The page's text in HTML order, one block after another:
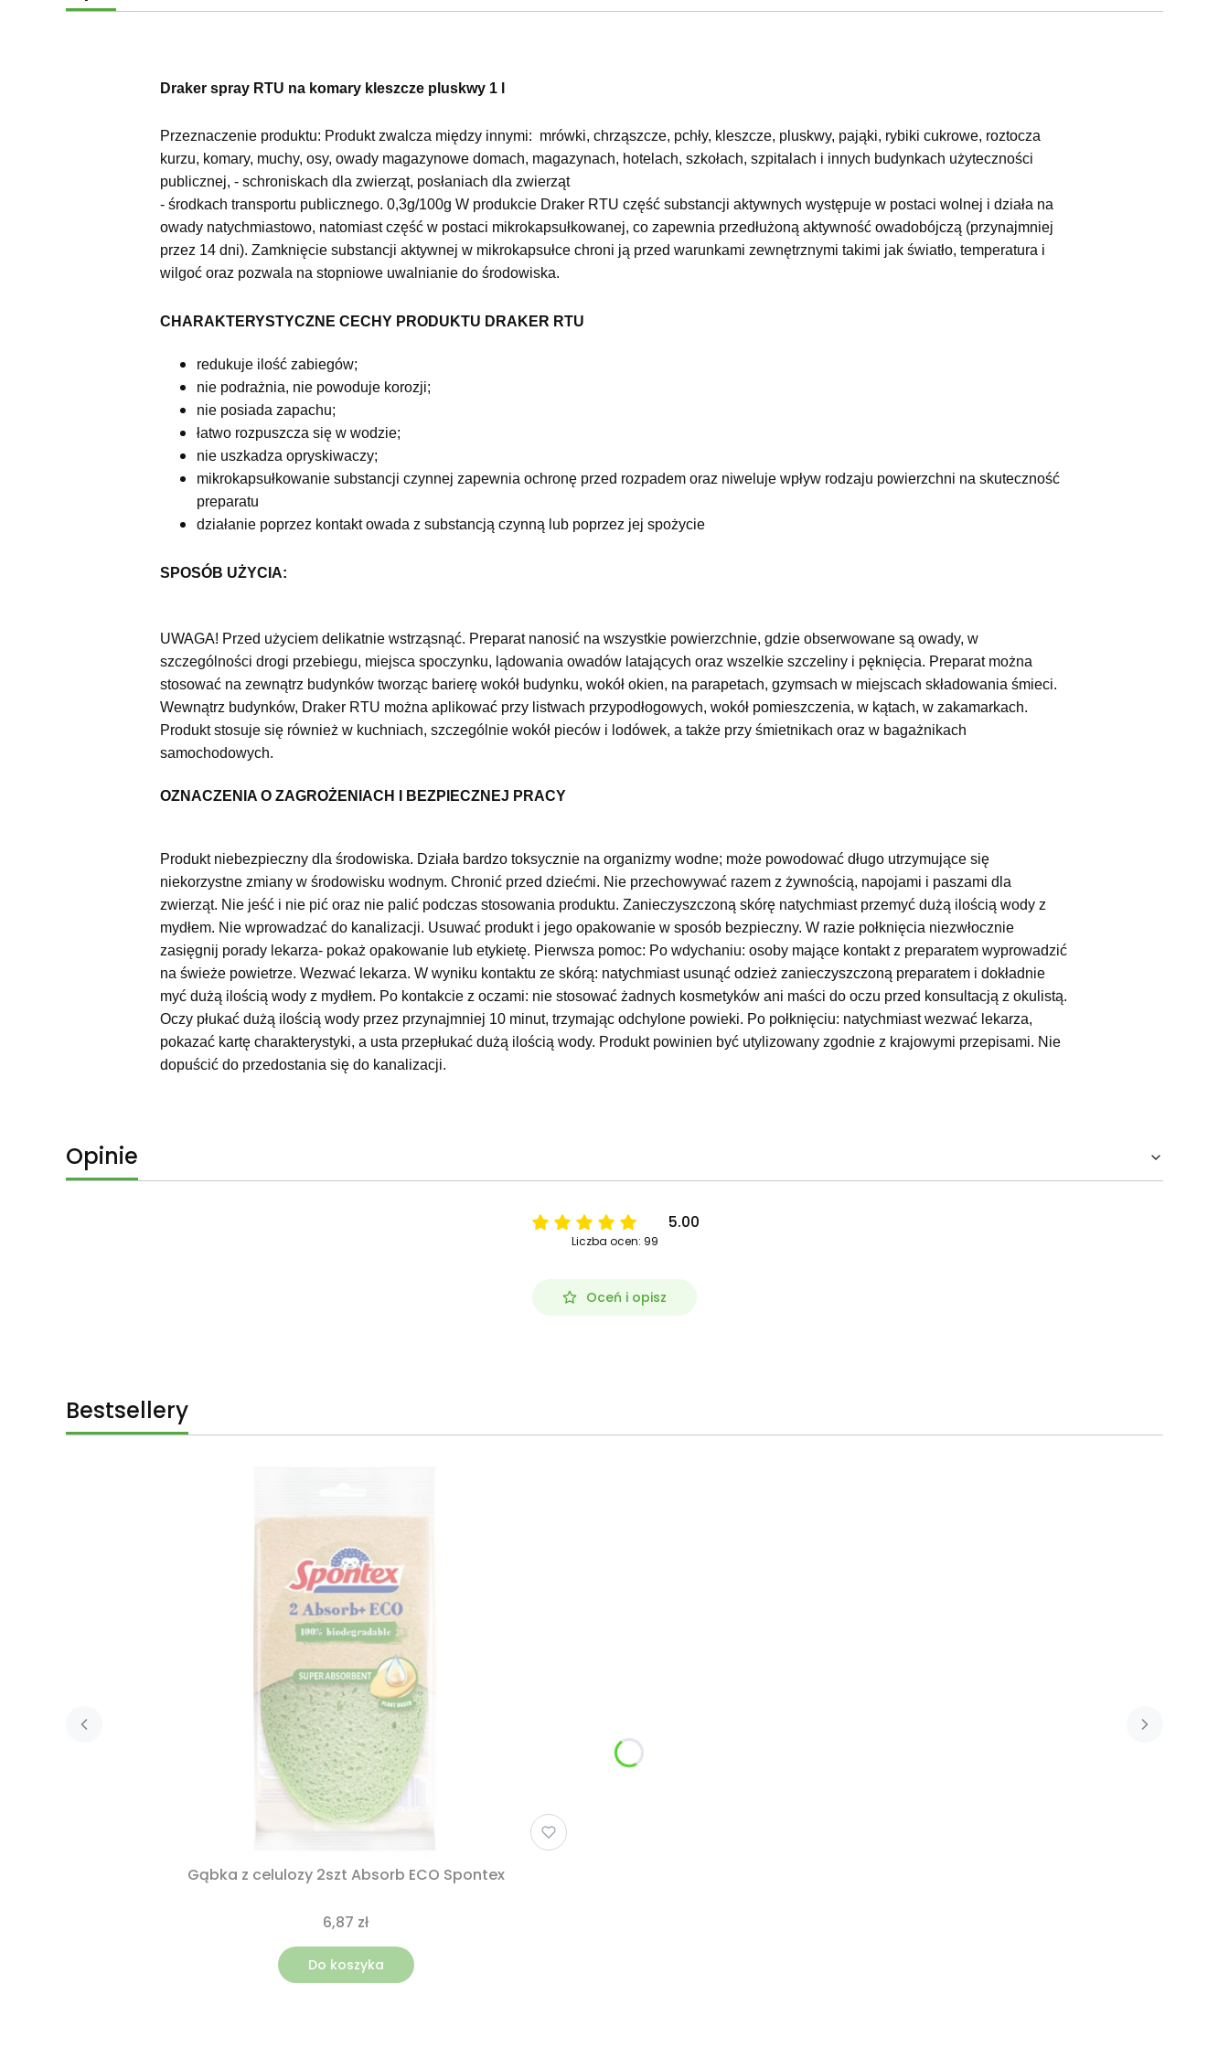
Draker spray RTU na komary kleszcze pluskwy 1 l
Przeznaczenie produktu: Produkt zwalcza między innymi: mrówki, chrząszcze, pchły, kleszcze, pluskwy, pająki, rybiki cukrowe, roztocza
kurzu, komary, muchy, osy, owady magazynowe domach, magazynach, hotelach, szkołach, szpitalach i innych budynkach użyteczności
publicznej, - schroniskach dla zwierząt, posłaniach dla zwierząt
- środkach transportu publicznego. 0,3g/100g W produkcie Draker RTU część substancji aktywnych występuje w postaci wolnej i działa na
owady natychmiastowo, natomiast część w postaci mikrokapsułkowanej, co zapewnia przedłużoną aktywność owadobójczą (przynajmniej
przez 14 dni). Zamknięcie substancji aktywnej w mikrokapsułce chroni ją przed warunkami zewnętrznymi takimi jak światło, temperatura i
wilgoć oraz pozwala na stopniowe uwalnianie do środowiska.
CHARAKTERYSTYCZNE CECHY PRODUKTU DRAKER RTU
redukuje ilość zabiegów;
nie podrażnia, nie powoduje korozji;
nie posiada zapachu;
łatwo rozpuszcza się w wodzie;
nie uszkadza opryskiwaczy;
mikrokapsułkowanie substancji czynnej zapewnia ochronę przed rozpadem oraz niweluje wpływ rodzaju powierzchni na skuteczność
preparatu
działanie poprzez kontakt owada z substancją czynną lub poprzez jej spożycie
SPOSÓB UŻYCIA:
UWAGA! Przed użyciem delikatnie wstrząsnąć. Preparat nanosić na wszystkie powierzchnie, gdzie obserwowane są owady, w
szczególności drogi przebiegu, miejsca spoczynku, lądowania owadów latających oraz wszelkie szczeliny i pęknięcia. Preparat można
stosować na zewnątrz budynków tworząc barierę wokół budynku, wokół okien, na parapetach, gzymsach w miejscach składowania śmieci.
Wewnątrz budynków, Draker RTU można aplikować przy listwach przypodłogowych, wokół pomieszczenia, w kątach, w zakamarkach.
Produkt stosuje się również w kuchniach, szczególnie wokół pieców i lodówek, a także przy śmietnikach oraz w bagażnikach
samochodowych.
OZNACZENIA O ZAGROŻENIACH I BEZPIECZNEJ PRACY
Produkt niebezpieczny dla środowiska. Działa bardzo toksycznie na organizmy wodne; może powodować długo utrzymujące się
niekorzystne zmiany w środowisku wodnym. Chronić przed dziećmi. Nie przechowywać razem z żywnością, napojami i paszami dla
zwierząt. Nie jeść i nie pić oraz nie palić podczas stosowania produktu. Zanieczyszczoną skórę natychmiast przemyć dużą ilością wody z
mydłem. Nie wprowadzać do kanalizacji. Usuwać produkt i jego opakowanie w sposób bezpieczny. W razie połknięcia niezwłocznie
zasięgnij porady lekarza- pokaż opakowanie lub etykietę. Pierwsza pomoc: Po wdychaniu: osoby mające kontakt z preparatem wyprowadzić
na świeże powietrze. Wezwać lekarza. W wyniku kontaktu ze skórą: natychmiast usunąć odzież zanieczyszczoną preparatem i dokładnie
myć dużą ilością wody z mydłem. Po kontakcie z oczami: nie stosować żadnych kosmetyków ani maści do oczu przed konsultacją z okulistą.
Oczy płukać dużą ilością wody przez przynajmniej 10 minut, trzymając odchylone powieki. Po połknięciu: natychmiast wezwać lekarza,
pokazać kartę charakterystyki, a usta przepłukać dużą ilością wody. Produkt powinien być utylizowany zgodnie z krajowymi przepisami. Nie
dopuścić do przedostania się do kanalizacji.
Opinie
5.00
Liczba ocen: 99
Oceń i opisz
Bestsellery
Gąbka z celulozy 2szt Absorb ECO Spontex
6,87 zł
Do koszyka